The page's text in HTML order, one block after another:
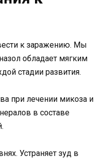
к заражению. Мы
обладает мягким
стадии развития.
при лечении микоза и
в составе
Устраняет зуд в